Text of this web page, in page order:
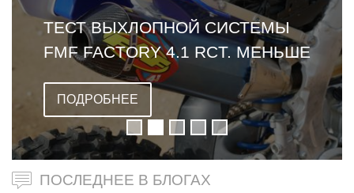
ТЕСТ ВЫХЛОПНОЙ СИСТЕМЫ
FMF FACTORY 4.1 RCT. МЕНЬШЕ
ВЕСА, БОЛЬШЕ ШУМА.
ПОДРОБНЕЕ
ПОСЛЕДНЕЕ В БЛОГАХ